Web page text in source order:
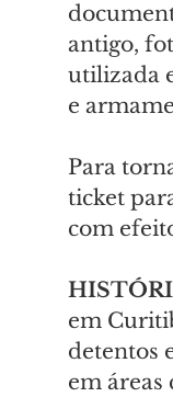
antigo,
utilizada
e
Para
ticket
com
em
detentos
em